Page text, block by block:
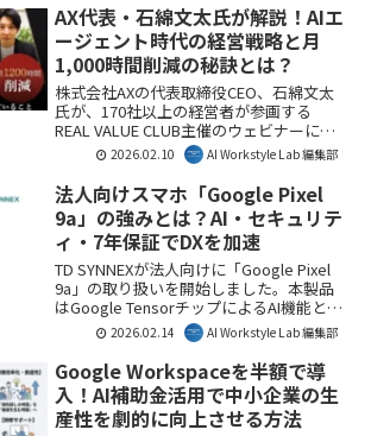
AX代表・石綿文太氏が解説！AIエ
ージェント時代の経営戦略と月
1,000時間削減の秘訣とは？
株式会社AXの代表取締役CEO、石綿文太
氏が、170社以上の経営者が参画する
REAL VALUE CLUB主催のウェビナーに登
壇します。本セミナーでは、「AIエージ
ェント時代に利益を最大化する経営戦
略」をテーマに、AIの正しい運用方法
や、月1,000時間以上の業務時間削減を実
現するための実践ノウハウが公開されま
す。AI導入で成果を出せていない企業
や、本格的なAI活用を目指す経営者にと
って、貴重な知見が得られる機会となる
でしょう。
2026.02.10 AI Workstyle Lab 編集部
法人向けスマホ「Google Pixel
9a」の強みとは？AI・セキュリテ
ィ・7年保証でDXを加速
TD SYNNEXが法人向けに「Google Pixel
9a」の取り扱いを開始しました。本製品
はGoogle TensorチップによるAI機能と強
固なセキュリティ、最大7年間のアップデ
ート保証が特徴で、企業のDX推進とTCO
削減に貢献します。ビジネスにおけるス
マートフォンの役割が再定義される可能
性を示唆する、注目の動きです。
2026.02.14 AI Workstyle Lab 編集部
Google Workspaceを半額で導
入！AI補助金活用で中小企業の生
産性を劇的に向上させる方法